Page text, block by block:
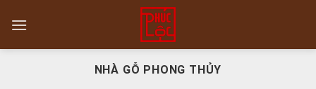
NHÀ GỖ PHONG THỦY